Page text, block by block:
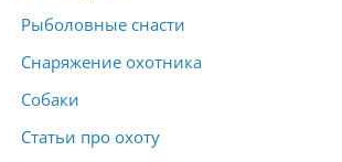
Рыболовные снасти
Снаряжение охотника
Собаки
Статьи про охоту